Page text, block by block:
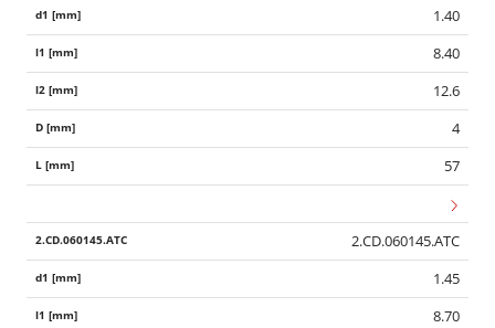
1.40
8.40
12.6
4
57
2.CD.060145.ATC
1.45
8.70